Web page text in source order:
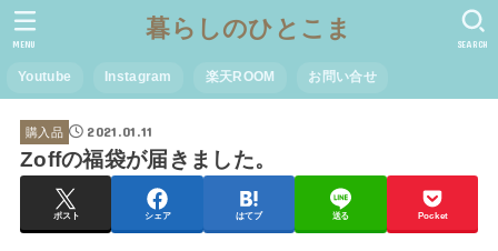
暮らしのひとこま
Youtube Instagram 楽天ROOM お問い合せ
SEARCH
MENU
購入品 2021.01.11
Zoffの福袋が届きました。
ポスト シェア はてブ 送る Pocket